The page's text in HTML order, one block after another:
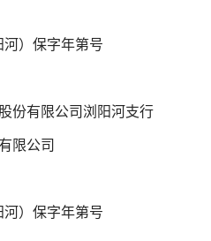
）保字年第号
份有限公司浏阳河支行
限公司
）保字年第号